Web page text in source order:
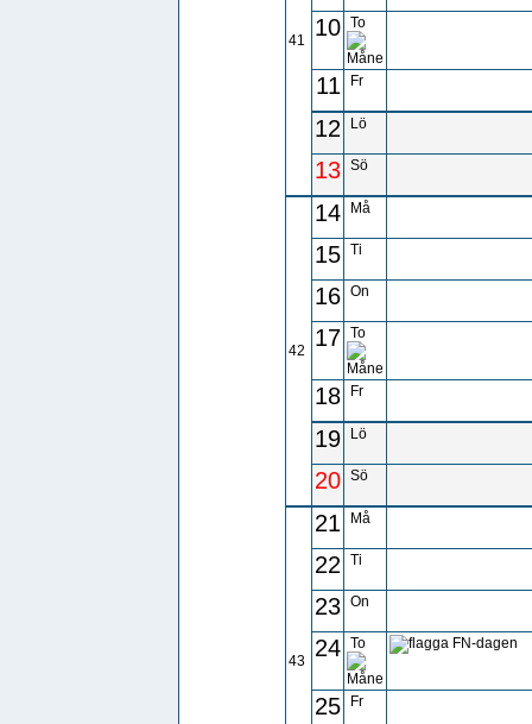
41 10 To
11 Fr
12 Lö
13 Sö
42
14 Må
15 Ti
16 On
17 To
18 Fr
19 Lö
20 Sö
43
21 Må
22 Ti
23 On
24 To FN-dagen
25 Fr